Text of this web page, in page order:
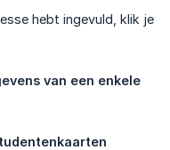
hebt ingevuld, klik je
van een enkele